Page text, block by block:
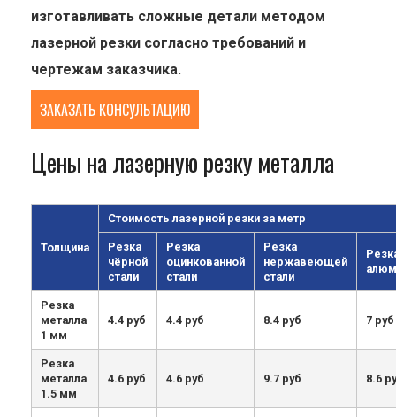
изготавливать сложные детали методом
лазерной резки согласно требований и
чертежам заказчика.
ЗАКАЗАТЬ КОНСУЛЬТАЦИЮ
Цены на лазерную резку металла
Толщина
Стоимость лазерной резки за метр
Резка
чёрной
стали
Резка
оцинкованной
стали
Резка
нержавеющей
стали
Резка
металла
1 мм
4.4 руб 4.4 руб 8.4 руб 7 руб
Резка
металла
1.5 мм
4.6 руб 4.6 руб 9.7 руб 8.6